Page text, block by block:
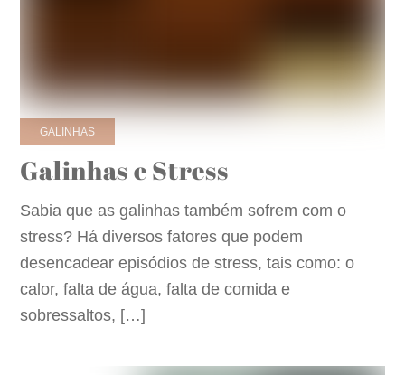
Galinhas e Stress
GALINHAS
Sabia que as galinhas também sofrem com o
stress? Há diversos fatores que podem
desencadear episódios de stress, tais como: o
calor, falta de água, falta de comida e
sobressaltos, […]